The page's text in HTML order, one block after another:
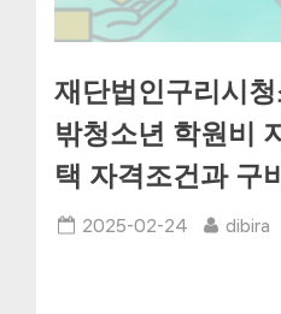
재단법인구리시
밖청소년 학원비
택 자격조건과 구
Posted
2025-02-24 By
dibira